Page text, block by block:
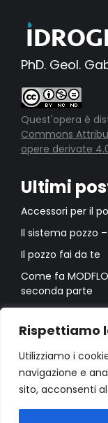
Rispettiamo
Utilizziamo i
navigazione e
sito, acconsenti
PhD. Geol.
Quest'opera è
Commons
opere derivate
Ultimi
Accessori per il
Il sistema pozzo
Il pozzo fai da te
Come fa
seconda parte
prima parte